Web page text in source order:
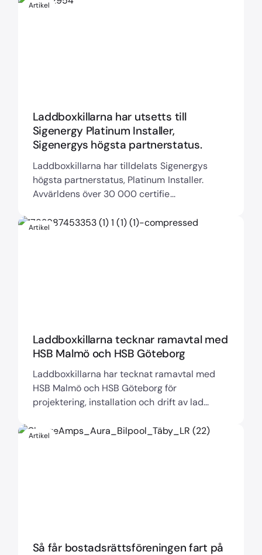
Artikel
Laddboxkillarna har utsetts till
Sigenergy Platinum Installer,
Sigenergys högsta partnerstatus.
Laddboxkillarna har tilldelats Sigenergys
högsta partnerstatus, Platinum Installer.
Avvärldens över 30 000 certifie...
Artikel
Laddboxkillarna tecknar ramavtal med
HSB Malmö och HSB Göteborg
Laddboxkillarna har tecknat ramavtal med
HSB Malmö och HSB Göteborg för
projektering, installation och drift av lad...
Artikel
Så får bostadsrättsföreningen fart på